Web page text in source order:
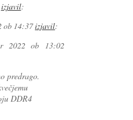
izjavil:
ob 14:37izjavil:
2022 ob 13:02
predrago.
DDR4